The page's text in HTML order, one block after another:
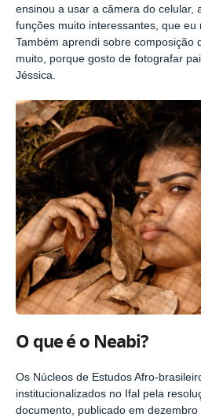
ensinou a usar a câmera do celular,
funções muito interessantes, que eu
Também aprendi sobre composição
muito, porque gosto de fotografar
Jéssica.
O que é o Neabi?
Os Núcleos de Estudos Afro-
institucionalizados no Ifal pela
documento, publicado em dezembro